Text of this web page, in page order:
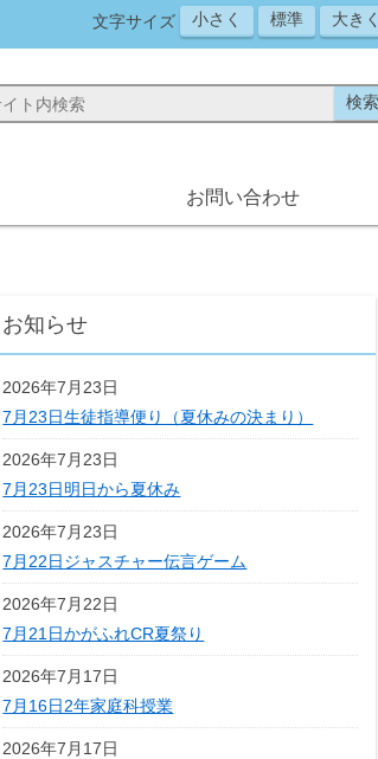
文字サイズ 小さく 標準 大きく
お問い合わせ
お知らせ
2026年7月23日
7月23日生徒指導便り（夏休みの決まり）
2026年7月23日
7月23日明日から夏休み
2026年7月23日
7月22日ジャスチャー伝言ゲーム
2026年7月22日
7月21日かがふれCR夏祭り
2026年7月17日
7月16日2年家庭科授業
2026年7月17日